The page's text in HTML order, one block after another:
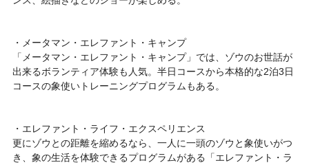
・メータマン・エレファント・キャンプ
「メータマン・エレファント・キャンプ」では、ゾウのお世話が
出来るボランティア体験も人気。半日コースから本格的な2泊3日
コースの象使いトレーニングプログラムもある。
・エレファント・ライフ・エクスペリエンス
更にゾウとの距離を縮めるなら、一人に一頭のゾウと象使いがつ
き、象の生活を体験できるプログラムがある「エレファント・ラ